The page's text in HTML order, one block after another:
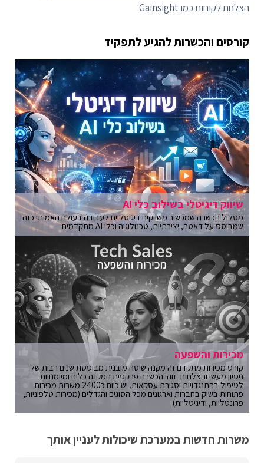
הצלחת לקוחות כמו Gainsight.
קורסים והכשרות להגיע לתפקיד
שיווק דיגיטלי בשילוב כלי AI
מסלול הכשרה שמכשיר משווקים דיגיטליים לעבודה בעולם האמיתי כזה
שמבוסס על דאטה, יצירתיות, טכנולוגיה וכלי AI מתקדמים
מכירות והשפעה
קורס מכירות מתקדם זה מקנה שיטה מובנית מבוססת שנים רבות של
ניסיון מעשי והצלחות. זוהי הכשרה פרקטית המקנה כלים ומיומנויות
לטיפול בהתנגדויות וסגירת עסקאות. יש כיום כ2400 משרות מכירות
פתוחות בשוק בחברות וארגונים מכל הסוגים והגדלים (מכירות טלפוניות,
פרונטליות, ודיגיטליות)
משרות חדשות במערכת שיכולות לעניין אותך